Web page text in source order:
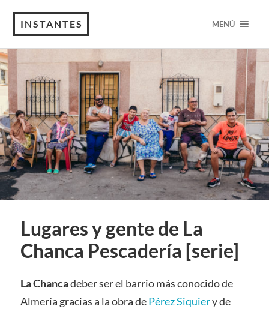
INSTANTES MENÚ
Lugares y gente de La
Chanca Pescadería [serie]
La Chancadeber ser el barrio más conocido de
Almería gracias a la obra dePérez Siquiery de